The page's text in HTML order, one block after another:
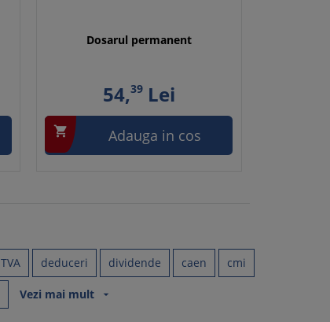
Dosarul permanent
54,39Lei
 Adauga in cos
TVA deduceri dividende caen cmi
Vezi mai mult arrow_drop_down